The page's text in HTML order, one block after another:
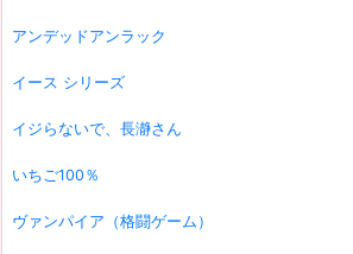
アンデッドアンラック
イース シリーズ
イジらないで、長瀞さん
いちご100％
ヴァンパイア（格闘ゲーム）